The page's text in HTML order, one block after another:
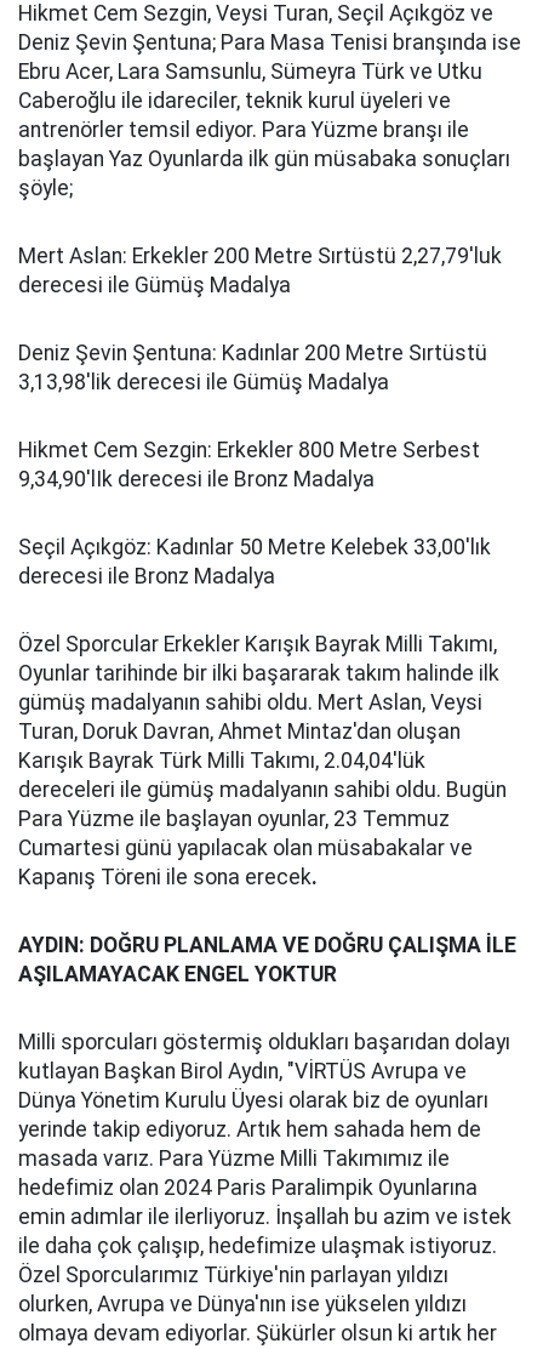
Hikmet Cem Sezgin, Veysi Turan, Seçil Açıkgöz ve
Deniz Şevin Şentuna; Para Masa Tenisi branşında ise
Ebru Acer, Lara Samsunlu, Sümeyra Türk ve Utku
Caberoğlu ile idareciler, teknik kurul üyeleri ve
antrenörler temsil ediyor. Para Yüzme branşı ile
başlayan Yaz Oyunlarda ilk gün müsabaka sonuçları
şöyle;
Mert Aslan: Erkekler 200 Metre Sırtüstü 2,27,79'luk
derecesi ile Gümüş Madalya
Deniz Şevin Şentuna: Kadınlar 200 Metre Sırtüstü
3,13,98'lik derecesi ile Gümüş Madalya
Hikmet Cem Sezgin: Erkekler 800 Metre Serbest
9,34,90'lIk derecesi ile Bronz Madalya
Seçil Açıkgöz: Kadınlar 50 Metre Kelebek 33,00'lık
derecesi ile Bronz Madalya
Özel Sporcular Erkekler Karışık Bayrak Milli Takımı,
Oyunlar tarihinde bir ilki başararak takım halinde ilk
gümüş madalyanın sahibi oldu. Mert Aslan, Veysi
Turan, Doruk Davran, Ahmet Mintaz'dan oluşan
Karışık Bayrak Türk Milli Takımı, 2.04,04'lük
dereceleri ile gümüş madalyanın sahibi oldu. Bugün
Para Yüzme ile başlayan oyunlar, 23 Temmuz
Cumartesi günü yapılacak olan müsabakalar ve
Kapanış Töreni ile sona erecek.
AYDIN: DOĞRU PLANLAMA VE DOĞRU ÇALIŞMA İLE
AŞILAMAYACAK ENGEL YOKTUR
Milli sporcuları göstermiş oldukları başarıdan dolayı
kutlayan Başkan Birol Aydın, "VİRTÜS Avrupa ve
Dünya Yönetim Kurulu Üyesi olarak biz de oyunları
yerinde takip ediyoruz. Artık hem sahada hem de
masada varız. Para Yüzme Milli Takımımız ile
hedefimiz olan 2024 Paris Paralimpik Oyunlarına
emin adımlar ile ilerliyoruz. İnşallah bu azim ve istek
ile daha çok çalışıp, hedefimize ulaşmak istiyoruz.
Özel Sporcularımız Türkiye'nin parlayan yıldızı
olurken, Avrupa ve Dünya'nın ise yükselen yıldızı
olmaya devam ediyorlar. Şükürler olsun ki artık her